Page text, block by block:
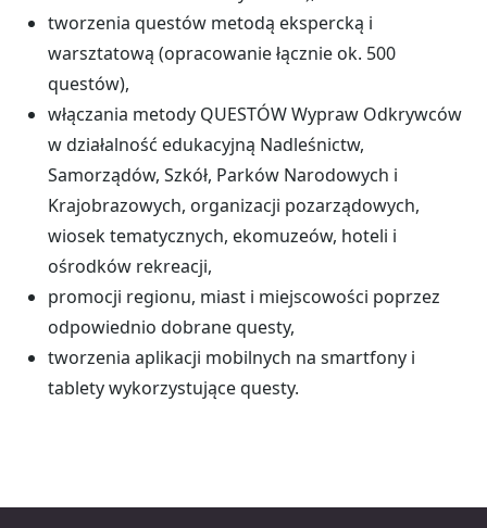
tworzenia questów metodą ekspercką i
warsztatową (opracowanie łącznie ok. 500
questów),
włączania metody QUESTÓW Wypraw Odkrywców
w działalność edukacyjną Nadleśnictw,
Samorządów, Szkół, Parków Narodowych i
Krajobrazowych, organizacji pozarządowych,
wiosek tematycznych, ekomuzeów, hoteli i
ośrodków rekreacji,
promocji regionu, miast i miejscowości poprzez
odpowiednio dobrane questy,
tworzenia aplikacji mobilnych na smartfony i
tablety wykorzystujące questy.